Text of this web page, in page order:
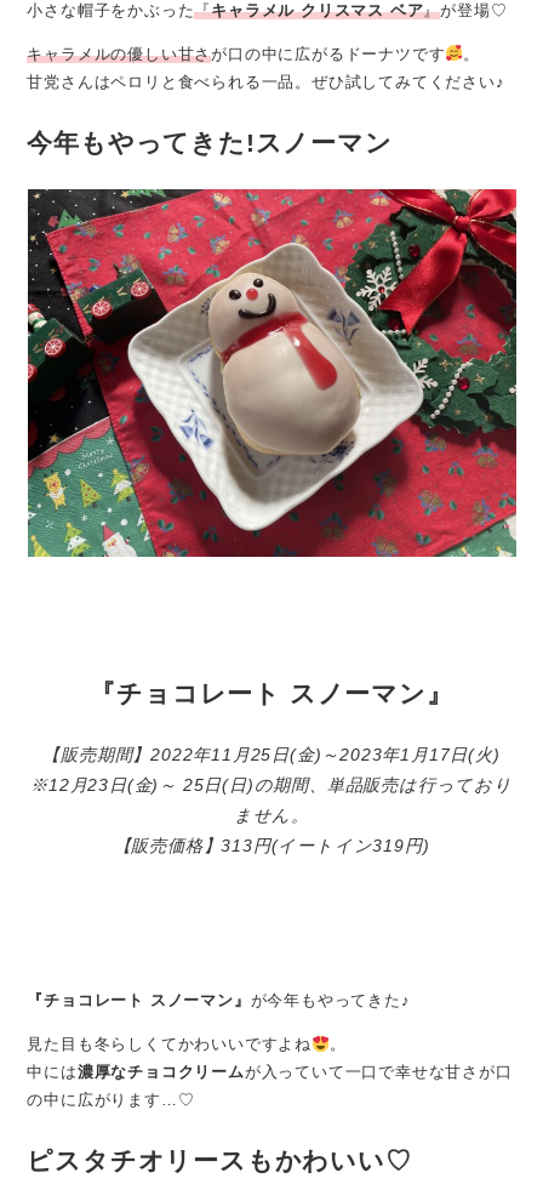
小さな帽子をかぶった『キャラメル クリスマス ベア』が登場♡
キャラメルの優しい甘さが口の中に広がるドーナツです
。
甘党さんはペロリと食べられる一品。ぜひ試してみてください♪
今年もやってきた!スノーマン
『チョコレート スノーマン』
【販売期間】2022年11月25日(金)～2023年1月17日(火)
※12月23日(金)～ 25日(日)の期間、単品販売は行っており
ません。
【販売価格】313円(イートイン319円)
『チョコレート スノーマン』 が今年もやってきた♪
見た目も冬らしくてかわいいですよね
。
中には濃厚なチョコクリームが入っていて一口で幸せな甘さが口
の中に広がります…♡
ピスタチオリースもかわいい♡